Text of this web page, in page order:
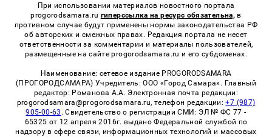
При использовании материалов новостного портала
progorodsamara.ru гиперссылка на ресурс обязательна, в
противном случае будут применены нормы законодательства РФ
об авторских и смежных правах. Редакция портала не несет
ответственности за комментарии и материалы пользователей,
размещенные на сайте progorodsamara.ru и его субдоменах.
Наименование: сетевое издание PROGORODSAMARA
(ПРОГОРОДСАМАРА) Учредитель: ООО «Город Самара». Главный
редактор: Романова А.А. Электронная почта редакции:
progorodsamara@progorodsamara.ru, телефон редакции:+7 (987)
905-00-63 . Свидетельство о регистрации СМИ: ЭЛ № ФС 77 -
65325 от 12 апреля 2016г. выдано Федеральной службой по
надзору в сфере связи, информационных технологий и массовых